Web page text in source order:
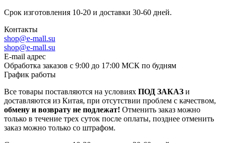
Срок изготовления 10-20 и доставки 30-60 дней.
Контакты
shop@e-mall.su
shop@e-mall.su
E-mail адрес
Обработка заказов с 9:00 до 17:00 МСК по будням
График работы
Все товары поставляются на условиях ПОД ЗАКАЗ и
доставляются из Китая, при отсутствии проблем с качеством,
обмену и возврату не подлежат! Отменить заказ можно
только в течение трех суток после оплаты, позднее отменить
заказ можно только со штрафом.